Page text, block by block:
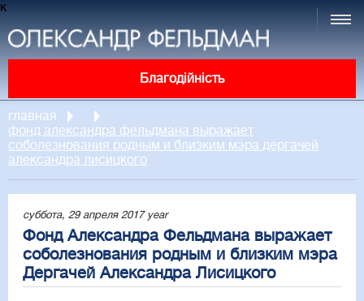
к
Благодійність
главная
фонд александра фельдмана выражает
соболезнования родным и близким мэра дергачей
александра лисицкого
суббота, 29 апреля 2017 year
Фонд Александра Фельдмана выражает
соболезнования родным и близким мэра
Дергачей Александра Лисицкого